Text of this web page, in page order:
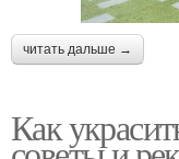
читать дальше →
Как